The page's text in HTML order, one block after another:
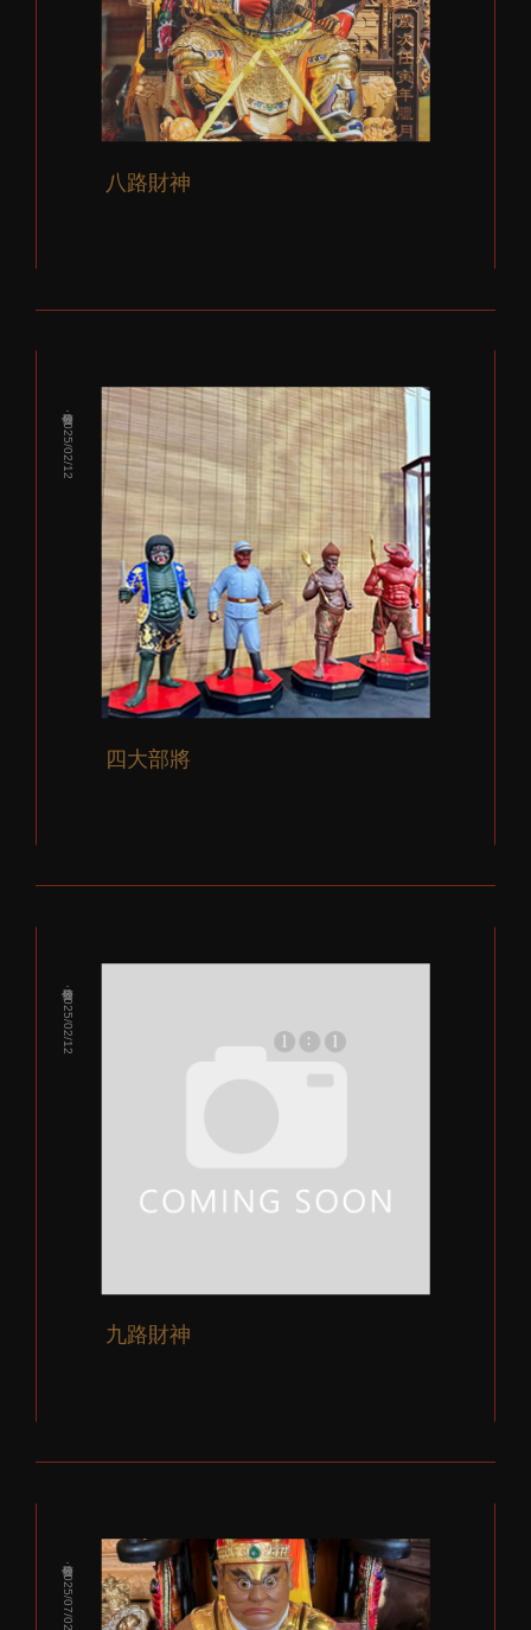
八路財神
四大部將
發佈：2025/02/12
九路財神
發佈：2025/02/12
發佈：2025/07/02